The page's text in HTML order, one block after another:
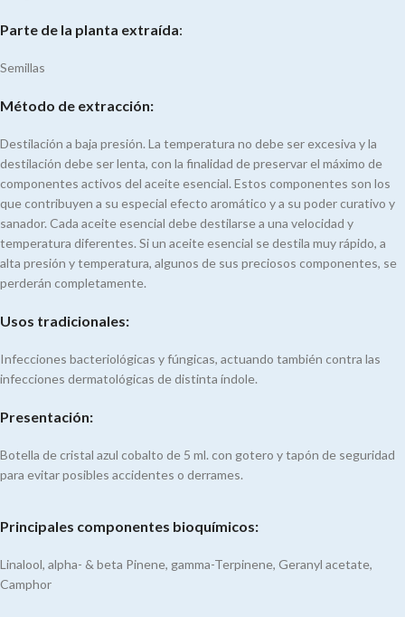
Parte de la planta extraída:
Semillas
Método de extracción:
Destilación a baja presión. La temperatura no debe ser excesiva y la
destilación debe ser lenta, con la finalidad de preservar el máximo de
componentes activos del aceite esencial. Estos componentes son los
que contribuyen a su especial efecto aromático y a su poder curativo y
sanador. Cada aceite esencial debe destilarse a una velocidad y
temperatura diferentes. Si un aceite esencial se destila muy rápido, a
alta presión y temperatura, algunos de sus preciosos componentes, se
perderán completamente.
Usos tradicionales:
Infecciones bacteriológicas y fúngicas, actuando también contra las
infecciones dermatológicas de distinta índole.
Presentación:
Botella de cristal azul cobalto de 5 ml. con gotero y tapón de seguridad
para evitar posibles accidentes o derrames.
Principales componentes bioquímicos:
Linalool, alpha- & beta Pinene, gamma-Terpinene, Geranyl acetate,
Camphor